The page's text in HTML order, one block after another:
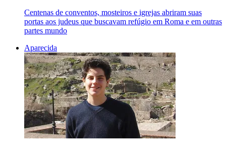
Centenas de conventos, mosteiros e igrejas abriram suas
portas aos judeus que buscavam refúgio em Roma e em outras
partes mundo
Aparecida